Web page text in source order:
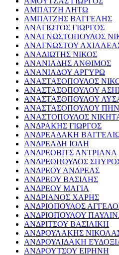
ΑΜΠΑΤΖΗ ΛΗΤΩ
ΑΜΠΑΤΖΗΣ ΒΑΓΓΕΛΗΣ
ΑΝΑΓΙΩΤΟΣ ΓΙΩΡΓΟΣ
ΑΝΑΓΝΩΣΤΟΠΟΥΛΟΣ
ΑΝΑΓΝΩΣΤΟΥ
ΑΝΑΔΙΩΤΗΣ ΝΙΚΟΣ
ΑΝΑΝΙΑΔΗΣ ΑΝΘΙΜΟΣ
ΑΝΑΝΙΑΔΟΥ ΑΡΓΥΡΩ
ΑΝΑΣΤΑΣΟΠΟΥΛΟΣ
ΑΝΑΣΤΑΣΟΠΟΥΛΟΥ
ΑΝΑΣΤΑΣΟΠΟΥΛΟΥ
ΑΝΑΣΤΑΣΟΠΟΥΛΟΥ
ΑΝΑΣΤΟΠΟΥΛΟΣ
ΑΝΔΡΑΚΗΣ ΓΙΩΡΓΟΣ
ΑΝΔΡΕΑΔΑΚΗ
ΑΝΔΡΕΑΔΗ ΙΟΛΗ
ΑΝΔΡΕΟΒΙΤΣ ΑΝΤΡΙΑΝΑ
ΑΝΔΡΕΟΠΟΥΛΟΣ
ΑΝΔΡΕΟΥ ΑΝΔΡΕΑΣ
ΑΝΔΡΕΟΥ ΒΑΣΙΛΗΣ
ΑΝΔΡΕΟΥ ΜΑΓΙΑ
ΑΝΔΡΙΑΝΟΣ ΧΑΡΗΣ
ΑΝΔΡΙΟΠΟΥΛΟΣ
ΑΝΔΡΙΟΠΟΥΛΟΥ
ΑΝΔΡΙΤΣΟΥ ΒΑΣΙΛΙΚΗ
ΑΝΔΡΟΥΛΑΚΗΣ
ΑΝΔΡΟΥΛΙΔΑΚΗ
ΑΝΔΡΟΥΤΣΟΥ ΕΙΡΗΝΗ